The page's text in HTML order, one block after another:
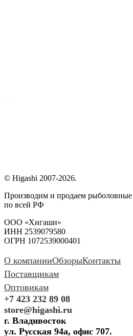
© Higashi 2007-2026.
Производим и продаем рыболовные
по всей РФ
ООО «Хигаши»
ИНН 2539079580
ОГРН 1072539000401
О компанииОбзорыКонтакты
Поставщикам
Оптовикам
+7 423 232 89 08
store@higashi.ru
г. Владивосток
ул. Русская 94а, офис 707.